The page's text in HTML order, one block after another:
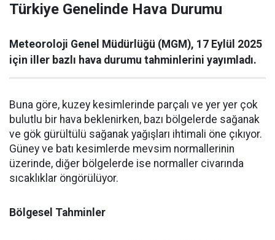
Türkiye Genelinde Hava Durumu
Meteoroloji Genel Müdürlüğü (MGM), 17 Eylül 2025
için iller bazlı hava durumu tahminlerini yayımladı.
Buna göre, kuzey kesimlerinde parçalı ve yer yer çok
bulutlu bir hava beklenirken, bazı bölgelerde sağanak
ve gök gürültülü sağanak yağışları ihtimali öne çıkıyor.
Güney ve batı kesimlerde mevsim normallerinin
üzerinde, diğer bölgelerde ise normaller civarında
sıcaklıklar öngörülüyor.
Bölgesel Tahminler